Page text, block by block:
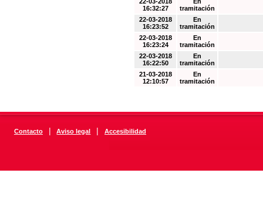
16:32:27
tramitación
22-03-2018
16:23:52
En
tramitación
22-03-2018
16:23:24
En
tramitación
22-03-2018
16:22:50
En
tramitación
21-03-2018
12:10:57
En
tramitación
Contacto | Aviso legal | Accesibilidad